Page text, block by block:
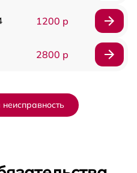
1200 р
2800 р